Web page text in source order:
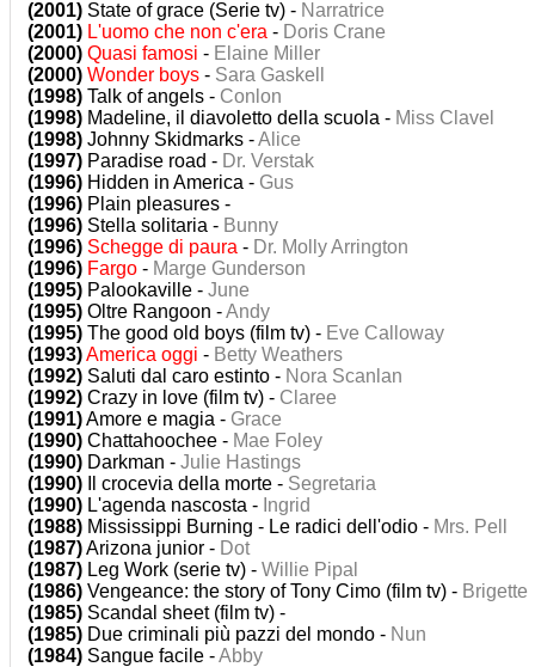
(2001) State of grace (Serie tv) - Narratrice
(2001) L'uomo che non c'era - Doris Crane
(2000) Quasi famosi - Elaine Miller
(2000) Wonder boys - Sara Gaskell
(1998) Talk of angels - Conlon
(1998) Madeline, il diavoletto della scuola - Miss Clavel
(1998) Johnny Skidmarks -Alice
(1997) Paradise road - Dr. Verstak
(1996) Hidden in America - Gus
(1996) Plain pleasures -
(1996) Stella solitaria - Bunny
(1996) Schegge di paura - Dr. Molly Arrington
(1996) Fargo - Marge Gunderson
(1995) Palookaville - June
(1995) Oltre Rangoon -Andy
(1995) The good old boys (film tv) - Eve Calloway
(1993)America oggi - Betty Weathers
(1992) Saluti dal caro estinto - Nora Scanlan
(1992) Crazy in love (film tv) - Claree
(1991)Amore e magia - Grace
(1990) Chattahoochee - Mae Foley
(1990) Darkman - Julie Hastings
(1990) Il crocevia della morte - Segretaria
(1990) L'agenda nascosta - Ingrid
(1988) Mississippi Burning - Le radici dell'odio - Mrs. Pell
(1987)Arizona junior - Dot
(1987) Leg Work (serie tv) - Willie Pipal
(1986) Vengeance: the story of Tony Cimo (film tv) - Brigette
(1985) Scandal sheet (film tv) -
(1985) Due criminali più pazzi del mondo - Nun
(1984) Sangue facile -Abby